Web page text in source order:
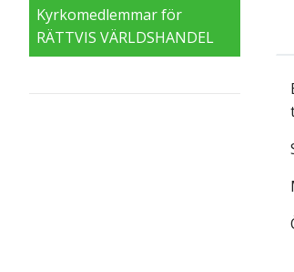
Kyrkomedlemmar för
RÄTTVIS VÄRLDSHANDEL